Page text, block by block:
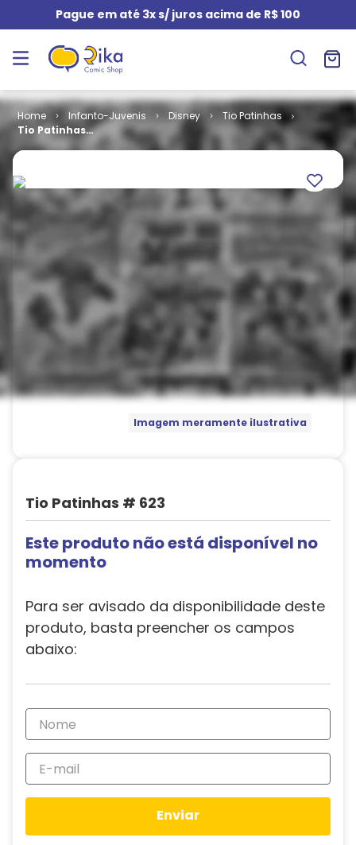
Pague em até 3x s/ juros acima de R$ 100
Infanto-Juvenis Disney
Tio Patinhas
Tio Patinhas
# 623
Imagem meramente ilustrativa
Tio Patinhas # 623
Este produto não está disponível no
momento
Para ser avisado da disponibilidade deste
produto, basta preencher os campos
abaixo:
Enviar